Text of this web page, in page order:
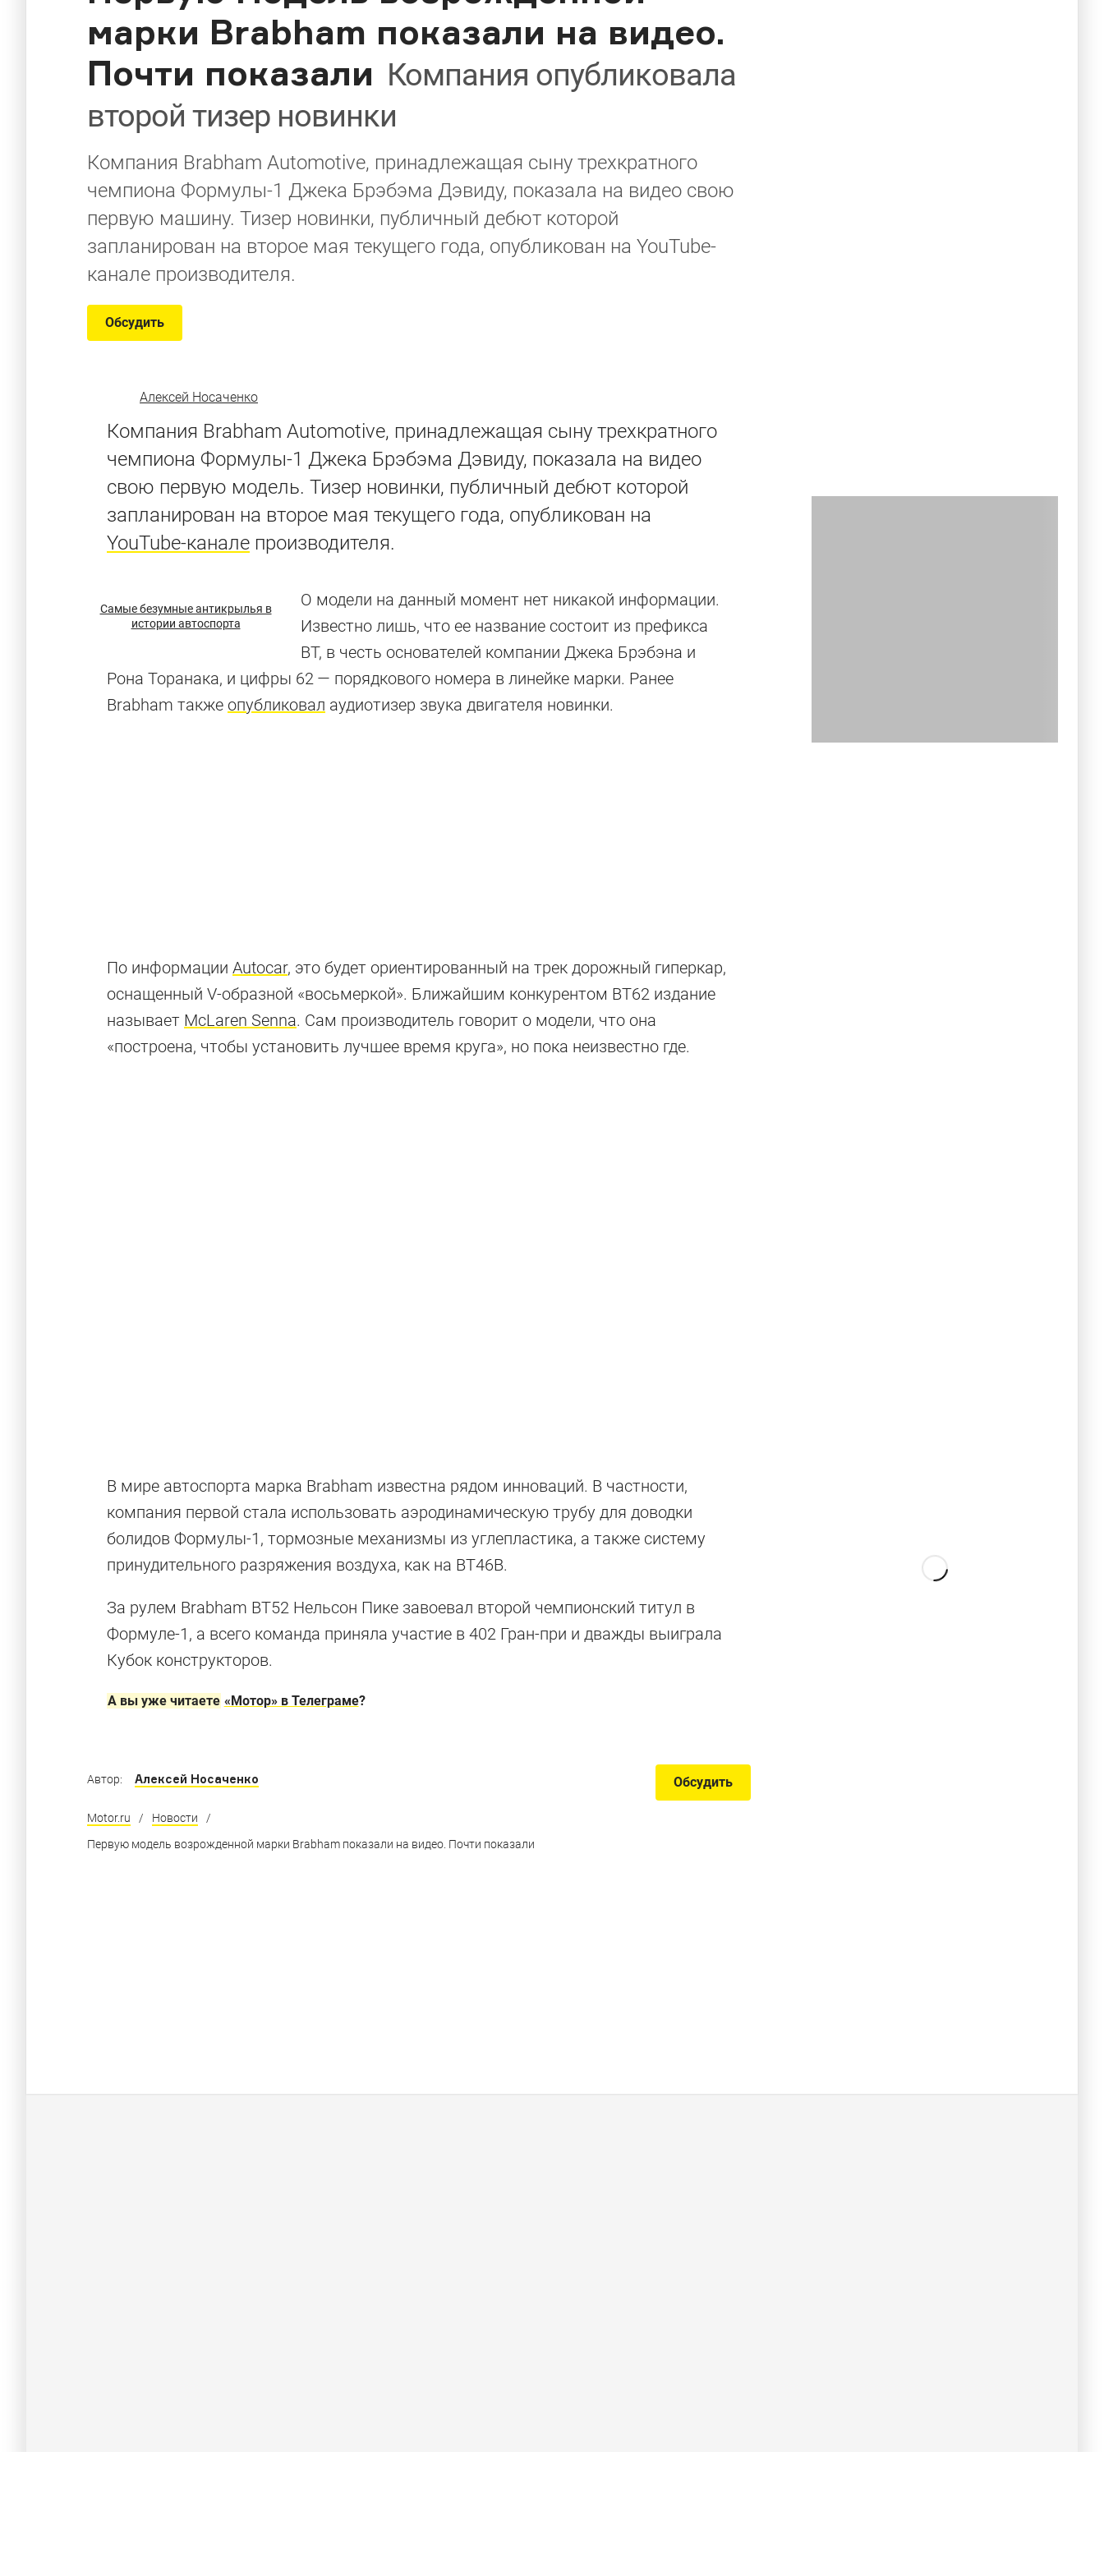
марки Brabham показали на видео.
Почти показали Компания опубликовала
второй тизер новинки
Компания Brabham Automotive, принадлежащая сыну трехкратного
чемпиона Формулы-1 Джека Брэбэма Дэвиду, показала на видео свою
первую машину. Тизер новинки, публичный дебют которой
запланирован на второе мая текущего года, опубликован на YouTube-
канале производителя.
Обсудить
Алексей Носаченко
Компания Brabham Automotive, принадлежащая сыну трехкратного
чемпиона Формулы-1 Джека Брэбэма Дэвиду, показала на видео
свою первую модель. Тизер новинки, публичный дебют которой
запланирован на второе мая текущего года, опубликован на
YouTube-канале производителя.
Самые безумные антикрылья в
истории автоспорта
О модели на данный момент нет никакой информации.
Известно лишь, что ее название состоит из префикса
BT, в честь основателей компании Джека Брэбэна и
Рона Торанака, и цифры 62 — порядкового номера в линейке марки. Ранее
Brabham также опубликовал аудиотизер звука двигателя новинки.
По информации Autocar, это будет ориентированный на трек дорожный гиперкар,
оснащенный V-образной «восьмеркой». Ближайшим конкурентом BT62 издание
называет McLaren Senna. Сам производитель говорит о модели, что она
«построена, чтобы установить лучшее время круга», но пока неизвестно где.
В мире автоспорта марка Brabham известна рядом инноваций. В частности,
компания первой стала использовать аэродинамическую трубу для доводки
болидов Формулы-1, тормозные механизмы из углепластика, а также систему
принудительного разряжения воздуха, как на BT46B.
За рулем Brabham BT52 Нельсон Пике завоевал второй чемпионский титул в
Формуле-1, а всего команда приняла участие в 402 Гран-при и дважды выиграла
Кубок конструкторов.
А вы уже читаете «Мотор» в Телеграме?
Необычные носы
Самые странные носовые обтекатели в Формуле-1
Обсудить
Автор: Алексей Носаченко
Motor.ru / Новости
/
Первую модель возрожденной марки Brabham показали на видео. Почти показали